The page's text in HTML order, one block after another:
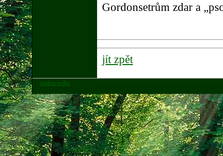
Gordonsetrům zdar a
jít zpět
správa webu